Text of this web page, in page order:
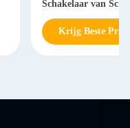
Schakelaar van Sc
Krijg Beste Prijs